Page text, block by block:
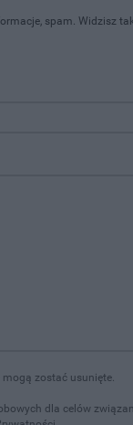
spam. Widzisz
zostać usunięte.
dla celów